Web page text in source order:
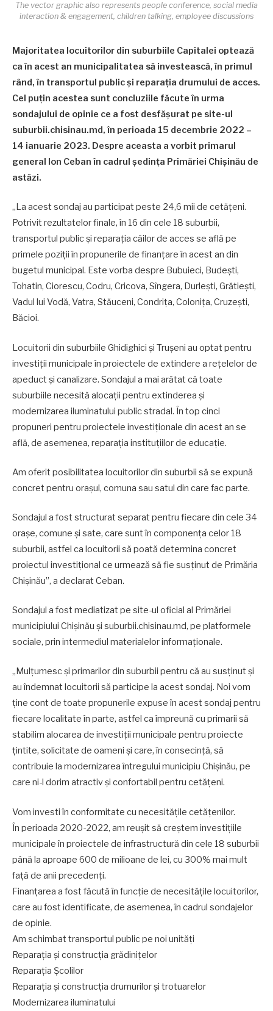
The vector graphic also represents people conference, social media
interaction & engagement, children talking, employee discussions
Majoritatea locuitorilor din suburbiile Capitalei optează
ca în acest an municipalitatea să investească, în primul
rând, în transportul public și reparația drumului de acces.
Cel puțin acestea sunt concluziile făcute în urma
sondajului de opinie ce a fost desfășurat pe site-ul
suburbii.chisinau.md, în perioada 15 decembrie 2022 –
14 ianuarie 2023. Despre aceasta a vorbit primarul
general Ion Ceban în cadrul ședința Primăriei Chișinău de
astăzi.
„La acest sondaj au participat peste 24,6 mii de cetățeni.
Potrivit rezultatelor finale, în 16 din cele 18 suburbii,
transportul public și reparația căilor de acces se află pe
primele poziții în propunerile de finanțare în acest an din
bugetul municipal. Este vorba despre Bubuieci, Budești,
Tohatin, Ciorescu, Codru, Cricova, Sîngera, Durlești, Grătiești,
Vadul lui Vodă, Vatra, Stăuceni, Condrița, Colonița, Cruzești,
Băcioi.
Locuitorii din suburbiile Ghidighici și Trușeni au optat pentru
investiții municipale în proiectele de extindere a rețelelor de
apeduct și canalizare. Sondajul a mai arătat că toate
suburbiile necesită alocații pentru extinderea și
modernizarea iluminatului public stradal. În top cinci
propuneri pentru proiectele investiționale din acest an se
află, de asemenea, reparația instituțiilor de educație.
Am oferit posibilitatea locuitorilor din suburbii să se expună
concret pentru orașul, comuna sau satul din care fac parte.
Sondajul a fost structurat separat pentru fiecare din cele 34
orașe, comune și sate, care sunt în componența celor 18
suburbii, astfel ca locuitorii să poată determina concret
proiectul investițional ce urmează să fie susținut de Primăria
Chișinău”, a declarat Ceban.
Sondajul a fost mediatizat pe site-ul oficial al Primăriei
municipiului Chișinău și suburbii.chisinau.md, pe platformele
sociale, prin intermediul materialelor informaționale.
„Mulțumesc și primarilor din suburbii pentru că au susținut și
au îndemnat locuitorii să participe la acest sondaj. Noi vom
ține cont de toate propunerile expuse în acest sondaj pentru
fiecare localitate în parte, astfel ca împreună cu primarii să
stabilim alocarea de investiții municipale pentru proiecte
țintite, solicitate de oameni și care, în consecință, să
contribuie la modernizarea întregului municipiu Chișinău, pe
care ni-l dorim atractiv și confortabil pentru cetățeni.
Vom investi în conformitate cu necesitățile cetățenilor.
În perioada 2020-2022, am reușit să creștem investițiile
municipale în proiectele de infrastructură din cele 18 suburbii
până la aproape 600 de milioane de lei, cu 300% mai mult
față de anii precedenți.
Finanțarea a fost făcută în funcție de necesitățile locuitorilor,
care au fost identificate, de asemenea, în cadrul sondajelor
de opinie.
Am schimbat transportul public pe noi unități
Reparația și construcția grădinițelor
Reparația Școlilor
Reparația și construcția drumurilor și trotuarelor
Modernizarea iluminatului